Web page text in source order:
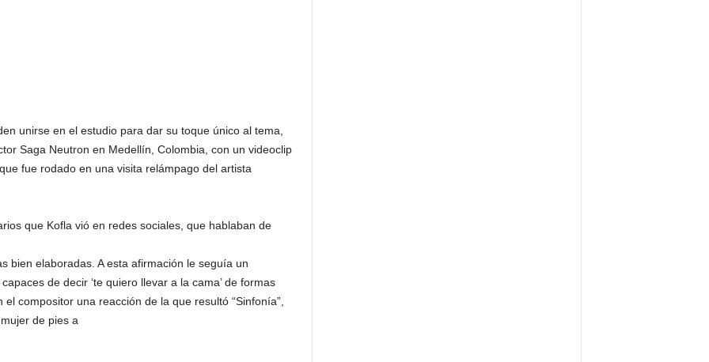
unirse en el estudio para dar su toque único al tema,
Saga Neutron en Medellín, Colombia, con un videoclip
fue rodado en una visita relámpago del artista
que Kofla vió en redes sociales, que hablaban de
bien elaboradas. A esta afirmación le seguía un
de decir ‘te quiero llevar a la cama’ de formas
compositor una reacción de la que resultó “Sinfonía”,
de pies a